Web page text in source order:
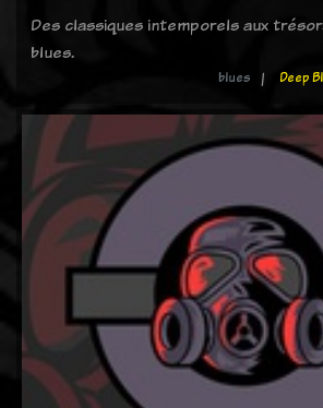
Des classiques intemporels aux
blues.
blues Deep